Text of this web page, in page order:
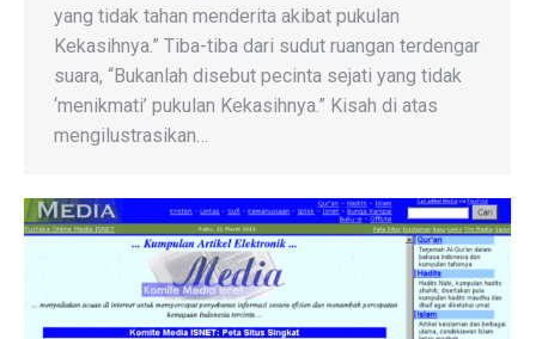
yang tidak tahan menderita akibat pukulan
Kekasihnya.” Tiba-tiba dari sudut ruangan terdengar
suara, “Bukanlah disebut pecinta sejati yang tidak
‘menikmati’ pukulan Kekasihnya.” Kisah di atas
mengilustrasikan…